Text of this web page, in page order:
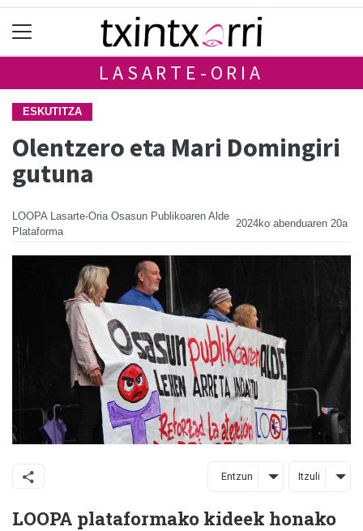
LASARTE-ORIA
ESKUTITZA
Olentzero eta Mari Domingiri
gutuna
LOOPA Lasarte-Oria Osasun Publikoaren Alde
Plataforma
2024ko abenduaren 20a
Entzun Itzuli
LOOPA plataformako kideek honako